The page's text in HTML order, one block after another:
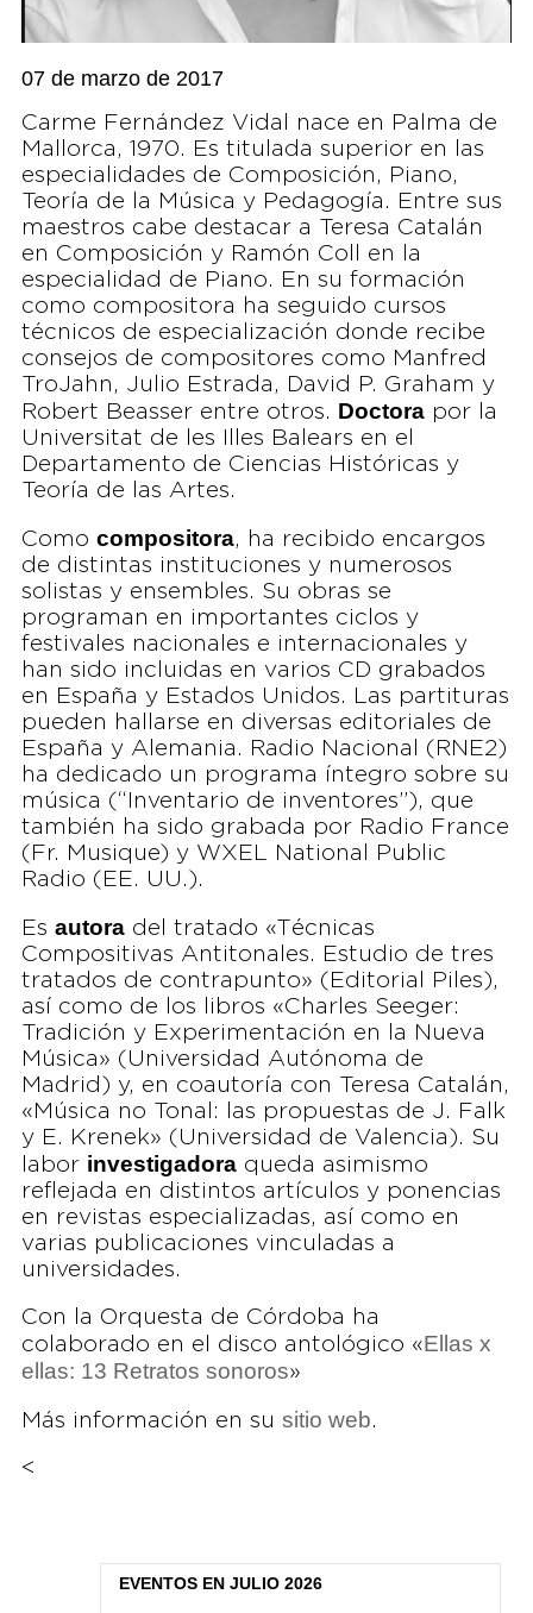
07 de marzo de 2017
Carme Fernández Vidal nace en Palma de
Mallorca, 1970. Es titulada superior en las
especialidades de Composición, Piano,
Teoría de la Música y Pedagogía. Entre sus
maestros cabe destacar a Teresa Catalán
en Composición y Ramón Coll en la
especialidad de Piano. En su formación
como compositora ha seguido cursos
técnicos de especialización donde recibe
consejos de compositores como Manfred
TroJahn, Julio Estrada, David P. Graham y
Robert Beasser entre otros. Doctorapor la
Universitat de les Illes Balears en el
Departamento de Ciencias Históricas y
Teoría de las Artes.
Como compositora, ha recibido encargos
de distintas instituciones y numerosos
solistas y ensembles. Su obras se
programan en importantes ciclos y
festivales nacionales e internacionales y
han sido incluidas en varios CD grabados
en España y Estados Unidos. Las partituras
pueden hallarse en diversas editoriales de
España y Alemania. Radio Nacional (RNE2)
ha dedicado un programa íntegro sobre su
música (“Inventario de inventores”), que
también ha sido grabada por Radio France
(Fr. Musique) y WXEL National Public
Radio (EE. UU.).
Es autoradel tratado «Técnicas
Compositivas Antitonales. Estudio de tres
tratados de contrapunto» (Editorial Piles),
así como de los libros «Charles Seeger:
Tradición y Experimentación en la Nueva
Música» (Universidad Autónoma de
Madrid) y, en coautoría con Teresa Catalán,
«Música no Tonal: las propuestas de J. Falk
y E. Krenek» (Universidad de Valencia). Su
labor investigadoraqueda asimismo
reflejada en distintos artículos y ponencias
en revistas especializadas, así como en
varias publicaciones vinculadas a
universidades.
Con la Orquesta de Córdoba ha
colaborado en el disco antológico «Ellas x
ellas: 13 Retratos sonoros»
Más información en su sitio web.
<
EVENTOS EN JULIO 2026